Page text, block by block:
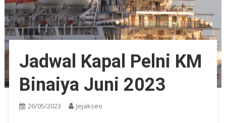
Jadwal Kapal Pelni KM
Binaiya Juni 2023
26/05/2023 Jejakseo